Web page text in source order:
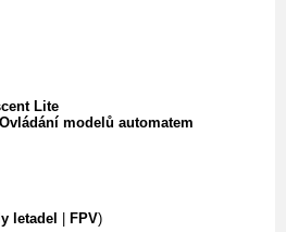
Lite
modelů automatem
letadel | FPV)